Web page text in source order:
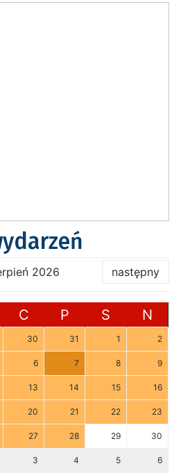
2026 następny
C P S N
30 31 1 2
6 7 8 9
13 14 15 16
20 21 22 23
27 28 29 30
3 4 5 6